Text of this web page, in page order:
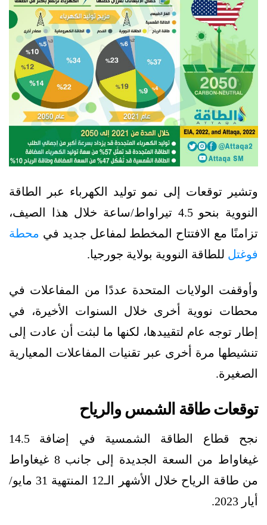
وتشير توقعات إلى نمو توليد الكهرباء عبر الطاقة
النووية بنحو 4.5 تيراواط/ساعة خلال هذا الصيف،
تزامنًا مع الافتتاح المخطط لمفاعل جديد في محطة
فوغتل للطاقة النووية بولاية جورجيا.
وأوقفت الولايات المتحدة عددًا من المفاعلات في
محطات نووية أخرى خلال السنوات الأخيرة، في
إطار توجه عام لتقييدها، لكنها ما لبثت أن عادت إلى
تنشيطها مرة أخرى عبر تقنيات المفاعلات المعيارية
الصغيرة.
توقعات طاقة الشمس والرياح
نجح قطاع الطاقة الشمسية في إضافة 14.5
غيغاواط من السعة الجديدة إلى جانب 8 غيغاواط
من طاقة الرياح خلال الأشهر الـ12 المنتهية 31 مايو/
أيار 2023.